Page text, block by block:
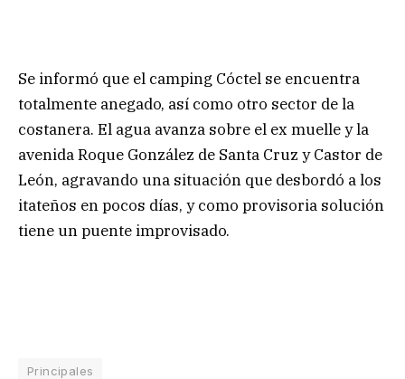
Se informó que el camping Cóctel se encuentra
totalmente anegado, así como otro sector de la
costanera. El agua avanza sobre el ex muelle y la
avenida Roque González de Santa Cruz y Castor de
León, agravando una situación que desbordó a los
itateños en pocos días, y como provisoria solución
tiene un puente improvisado.
Principales